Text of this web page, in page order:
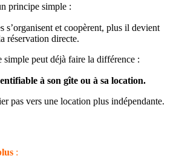
principe simple :
s’organisent et coopèrent, plus il devient
réservation directe.
simple peut déjà faire la différence :
à son gîte ou à sa location.
pas vers une location plus indépendante.
lus :